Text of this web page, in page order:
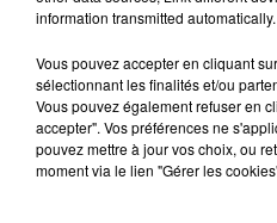
13h39
13h39 13h31
13h31
information transmitted automatically.
Vous pouvez accepter en cliquant
sélectionnant les finalités et/ou
Vous pouvez également refuser en
accepter". Vos préférences ne
pouvez mettre à jour vos choix, ou
moment via le lien "Gérer les